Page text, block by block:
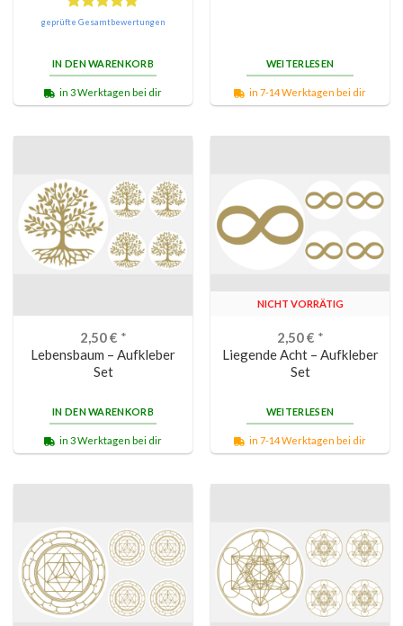
Bewertet
geprüfte Gesamtbewertungen
IN DEN WARENKORB
in 3 Werktagen bei dir
WEITERLESEN
in 7-14 Werktagen bei dir
2,50€ *
Lebensbaum – Aufkleber
Set
IN DEN WARENKORB
in 3 Werktagen bei dir
NICHT VORRÄTIG
2,50€ *
Liegende Acht – Aufkleber
Set
WEITERLESEN
in 7-14 Werktagen bei dir